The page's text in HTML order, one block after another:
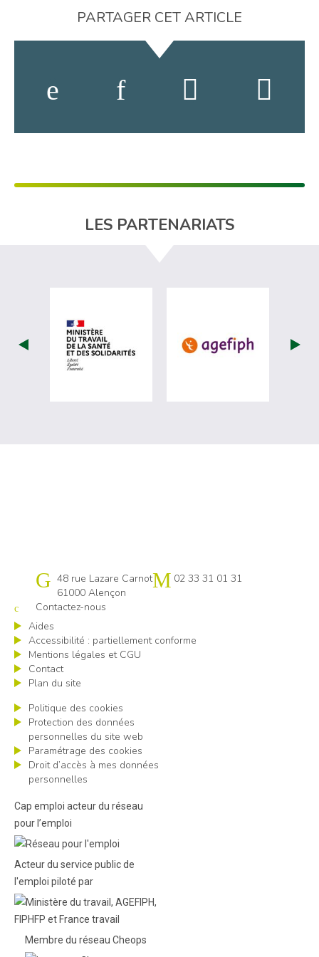
PARTAGER CET ARTICLE
LES PARTENARIATS
visiter les site de Ministère du travail
visiter les
Cap emploi 61
48 rue Lazare Carnot
61000 Alençon
02 33 31 01 31
Contactez-nous
Aides
Accessibilité : partiellement conforme
Mentions légales et CGU
Contact
Plan du site
Politique des cookies
Protection des données
personnelles du site web
Paramétrage des cookies
Droit d’accès à mes données
personnelles
Cap emploi acteur du réseau
pour l’emploi
Acteur du service public de
l'emploi piloté par
Membre du réseau Cheops